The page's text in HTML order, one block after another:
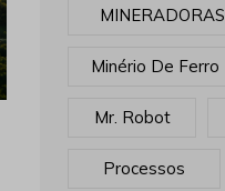
MINERADORAS
Minério De Ferro
Mr. Robot
Processos